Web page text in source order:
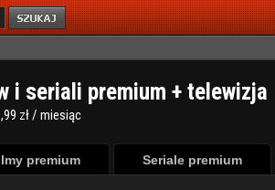
i seriali premium + telewizja
zł / miesiąc
premium Seriale premium